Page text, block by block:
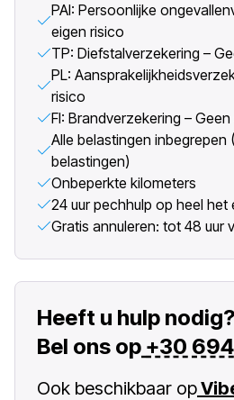
PAI: Persoonlijke
eigen risico
TP: Diefstalverzekering –
PL:
risico
FI: Brandverzekering –
Alle belastingen inbegrepen
belastingen)
Onbeperkte kilometers
24 uur pechhulp op heel het
Gratis annuleren: tot 48 uur
Heeft u hulp nodig?
Bel ons op +30
Ook beschikbaar op